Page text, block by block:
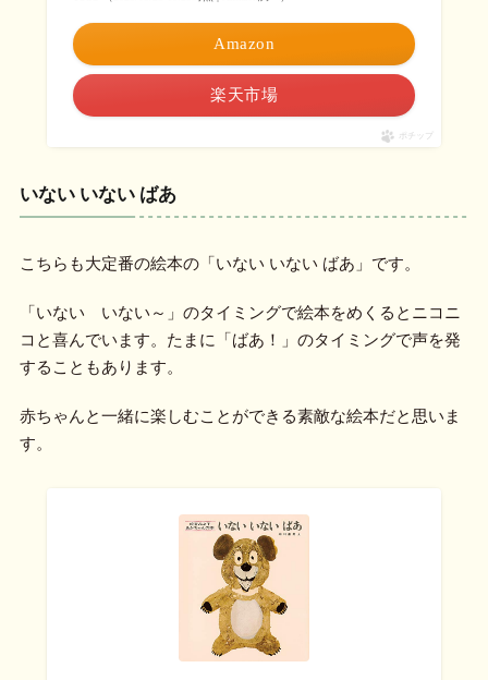
Amazon
楽天市場
ポチップ
いない いない ばあ
こちらも大定番の絵本の「いない いない ばあ」です。
「いない いない～」のタイミングで絵本をめくるとニコニ
コと喜んでいます。たまに「ばあ！」のタイミングで声を発
することもあります。
赤ちゃんと一緒に楽しむことができる素敵な絵本だと思いま
す。